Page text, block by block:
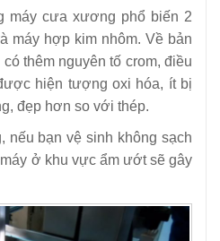
máy cưa xương phổ biến 2
máy hợp kim nhôm. Về bản
thêm nguyên tố crom, điều
hiện tượng oxi hóa, ít bị
đẹp hơn so với thép.
nếu bạn vệ sinh không sạch
ở khu vực ẩm ướt sẽ gây